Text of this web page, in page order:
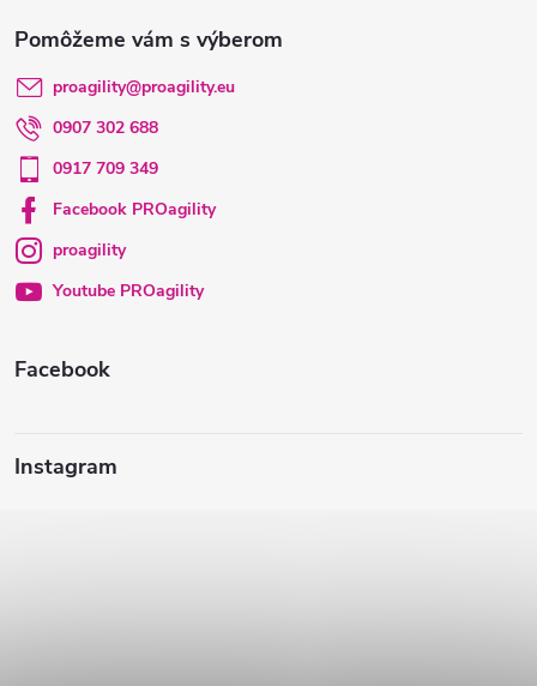
á
p
ä
Facebook
Instagram
proagility@proagility.eu
0907 302 688
0917 709 349
Facebook PROagility
proagility
Youtube PROagility